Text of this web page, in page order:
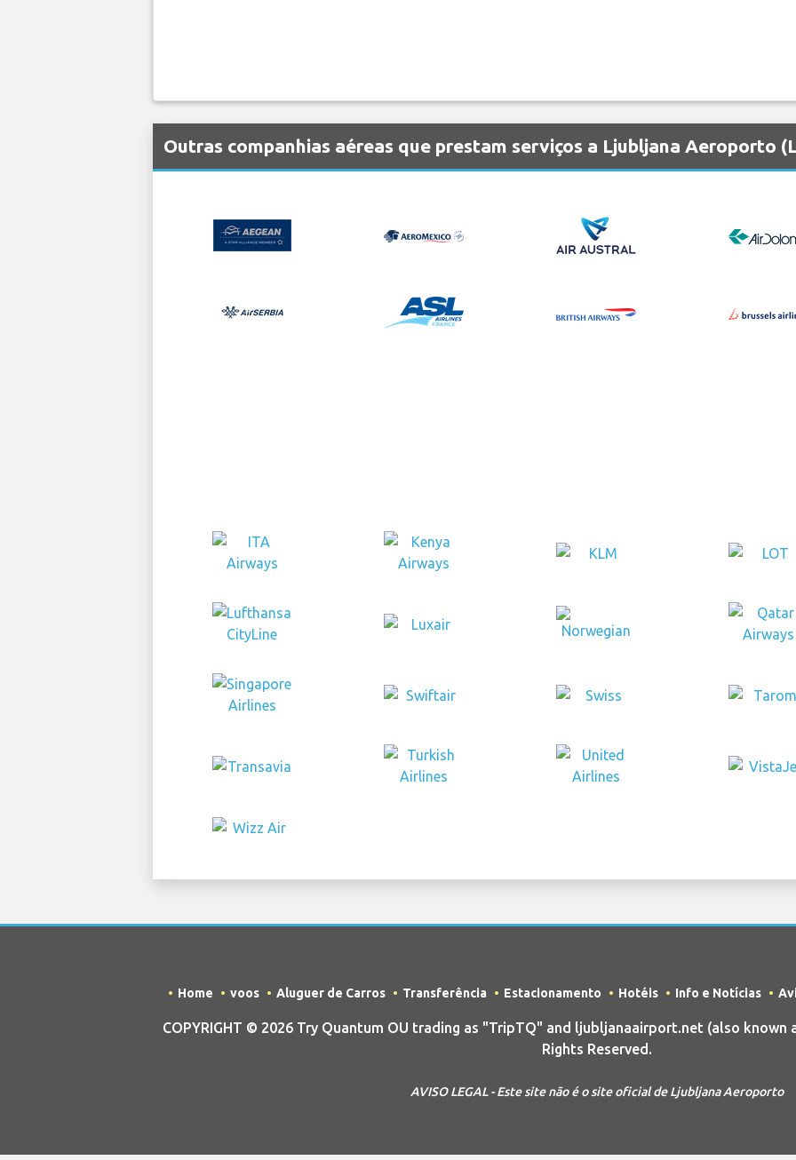
Outras companhias aéreas que prestam serviços a Ljubljana Aeroporto
Home voos Aluguer de Carros Transferência Estacionamento Hotéis Info e Notícias
COPYRIGHT © 2026 Try Quantum OU trading as "TripTQ" and ljubljanaairport.net (also
Rights Reserved.
AVISO LEGAL - Este site não é o site oficial de Ljubljana Aeroporto